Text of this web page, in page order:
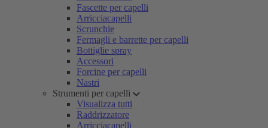
Fascette per capelli
Arricciacapelli
Scrunchie
Fermagli e barrette per capelli
Bottiglie spray
Accessori
Forcine per capelli
Nastri
Strumenti per capelli
Visualizza tutti
Raddrizzatore
Arricciacapelli